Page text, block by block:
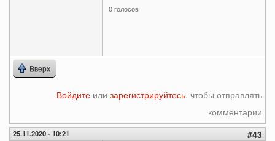
0 голосов
Вверх
Войдите или зарегистрируйтесь, чтобы отправлять
комментарии
25.11.2020 - 10:21 #43